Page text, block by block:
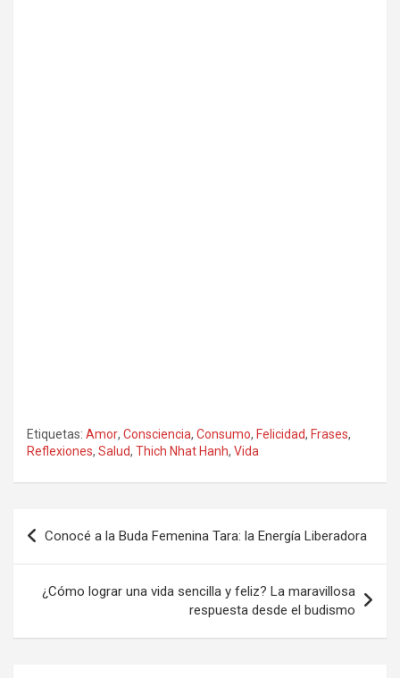
Etiquetas: Amor, Consciencia, Consumo, Felicidad, Frases,
Reflexiones, Salud, Thich Nhat Hanh, Vida
Navegación
de
entradas
Conocé a la Buda Femenina Tara: la Energía Liberadora
¿Cómo lograr una vida sencilla y feliz? La maravillosa
respuesta desde el budismo